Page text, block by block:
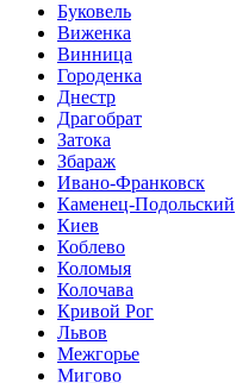
Буковель
Виженка
Винница
Городенка
Днестр
Драгобрат
Затока
Збараж
Ивано-Франковск
Каменец-Подольский
Киев
Коблево
Коломыя
Колочава
Кривой Рог
Львов
Межгорье
Мигово